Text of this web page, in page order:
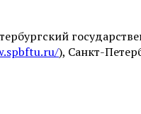
), Санкт-